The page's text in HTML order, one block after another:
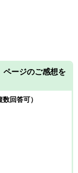
ページのご感想を
回答可）